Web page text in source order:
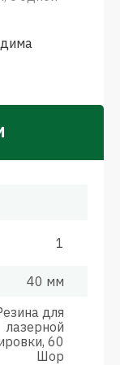
1
40 мм
для
лазерной
60
Шор